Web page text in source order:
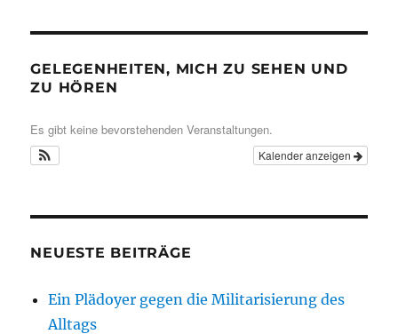
GELEGENHEITEN, MICH ZU SEHEN UND
ZU HÖREN
Es gibt keine bevorstehenden Veranstaltungen.
Kalender anzeigen
NEUESTE BEITRÄGE
Ein Plädoyer gegen die Militarisierung des
Alltags